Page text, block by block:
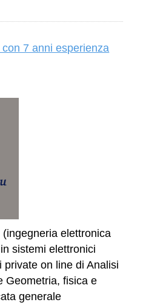
7 anni esperienza
elettronica
sistemi elettronici
private on line di Analisi
Geometria, fisica e
generale